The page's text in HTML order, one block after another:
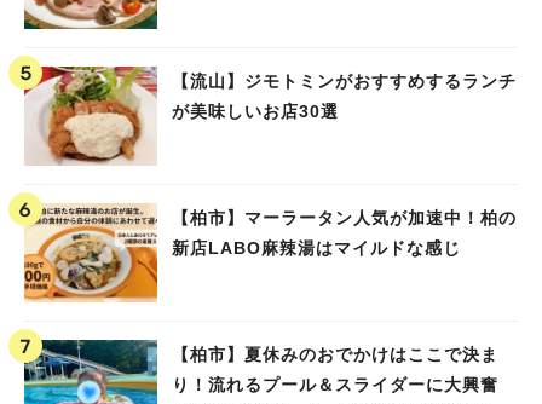
【流山】ジモトミンがおすすめするランチ
が美味しいお店30選
【柏市】マーラータン人気が加速中！柏の
新店LABO麻辣湯はマイルドな感じ
【柏市】夏休みのおでかけはここで決ま
り！流れるプール＆スライダーに大興奮